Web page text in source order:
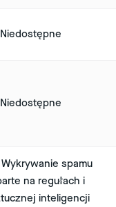
Niedostępne
Niedostępne
Wykrywanie spamu
na regułach i
inteligencji